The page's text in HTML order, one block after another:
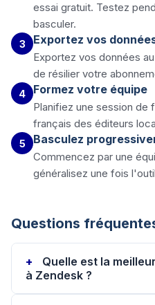
essai gratuit. Testez
basculer.
3 Exportez vos
Exportez vos données
de résilier votre
4 Formez votre équipe
Planifiez une session de
français des éditeurs
5 Basculez
Commencez par une
généralisez une fois
Questions
Quelle est la
à Zendesk ?